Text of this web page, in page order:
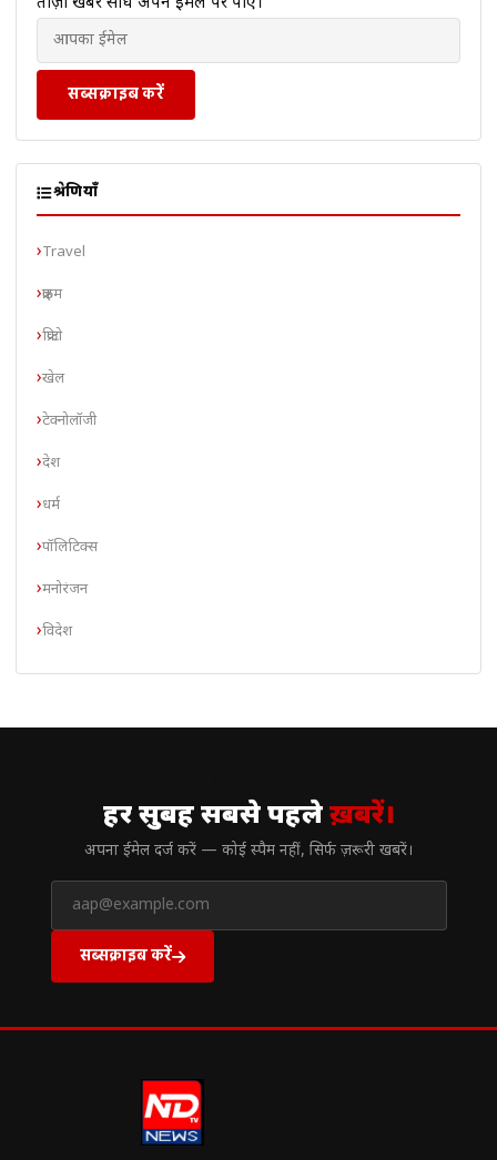
सब्सक्राइब करें
श्रेणियाँ
Travel
क्राइम
क्रिप्टो
खेल
टेक्नोलॉजी
देश
धर्म
पॉलिटिक्स
मनोरंजन
विदेश
हर सुबह सबसे पहलेख़बरें।
अपना ईमेल दर्ज करें — कोई स्पैम नहीं, सिर्फ ज़रूरी खबरें।
सब्सक्राइब करें